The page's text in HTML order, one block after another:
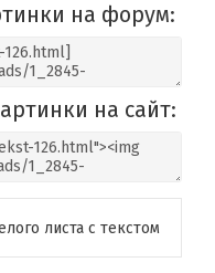
на форум:
на сайт:
листа с текстом